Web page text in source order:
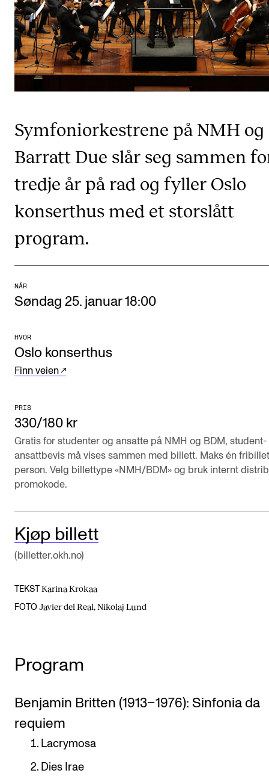
CREMAH
NordART
Prosjekter
Publikasjoner
Utveksling
Internasjonal strategi
Samarbeidsprosjekter
AKTUELT
Arrangementer og konserter
Nyheter og historier
INFO
Kontakt oss
Finn ansatte
For ansatte og studenter
Symfoniorkestrene på NMH og
Barratt Due slår seg sammen
tredje år på rad og fyller Oslo
konserthus med et storslått
program.
NÅR
Søndag 25. januar 18:00
HVOR
Oslo konserthus
Finn veien
PRIS
330/180 kr
Gratis for studenter og ansatte på NMH og BDM,
ansattbevis må vises sammen med billett. Maks én
person. Velg billettype «NMH/BDM» og bruk internt
promokode.
Kjøp billett
(billetter.okh.no)
TEKST Karina Krokaa
FOTO Javier del Real, Nikolaj Lund
Program
Benjamin Britten (1913–1976): Sinfonia da
requiem
Lacrymosa
Dies Irae